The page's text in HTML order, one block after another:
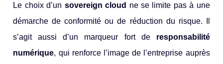
Le choix d’un sovereign cloud ne se limite pas à une
démarche de conformité ou de réduction du risque. Il
s’agit aussi d’un marqueur fort de responsabilité
numérique, qui renforce l’image de l’entreprise auprès